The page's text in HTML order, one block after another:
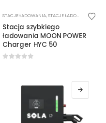
STACJE ŁADOWANIA,STACJE ŁADOWANIA DC
Stacja szybkiego
ładowania MOON POWER
Charger HYC 50